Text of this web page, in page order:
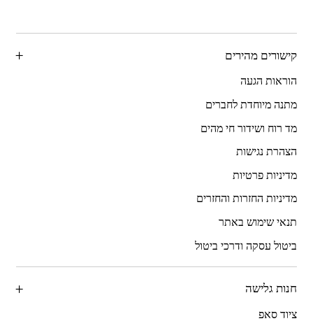
קישורים מהירים
הוראות הגעה
מתנה מיוחדת לחברים
מד רוח ושידור חי מהים
הצהרת נגישות
מדיניות פרטיות
מדיניות החזרות והחזרים
תנאי שימוש באתר
ביטול עסקה ודרכי ביטול
חנות גלישה
ציוד סאפ